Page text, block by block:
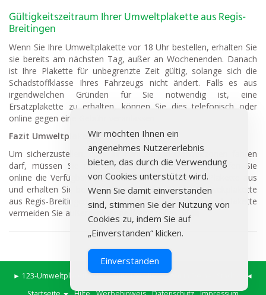
Gültigkeitszeitraum Ihrer Umweltplakette aus Regis-
Breitingen
Wenn Sie Ihre Umweltplakette vor 18 Uhr bestellen, erhalten Sie
sie bereits am nächsten Tag, außer an Wochenenden. Danach
ist Ihre Plakette für unbegrenzte Zeit gültig, solange sich die
Schadstoffklasse Ihres Fahrzeugs nicht ändert. Falls es aus
irgendwelchen Gründen für Sie notwendig ist, eine
Ersatzplakette zu erhalten, können Sie dies telefonisch oder
online gegen eine Gebühr veranlassen.
Fazit Umweltplakette online kaufen
Um sicherzustellen, dass Ihr Fahrzeug in Umweltzonen fahren
darf, müssen Sie nur drei Schritte befolgen: Überprüfen Sie
online die Verfügbarkeit, wählen Sie die passende Plakette aus
und erhalten Sie bereits am nächsten Tag Ihre Umweltplakette
aus Regis-Breitingen. Durch den Online-Kauf der Umweltplakette
vermeiden Sie außerdem lange Wartezeiten.
► 123-Umweltplakette.de|Günstige Mietwagen in Deiner Stadt
◄
Wir möchten Ihnen ein
angenehmes Nutzererlebnis
bieten, das durch die Verwendung
von Cookies unterstützt wird.
Wenn Sie damit einverstanden
sind, stimmen Sie der Nutzung von
Cookies zu, indem Sie auf
„Einverstanden“ klicken.
Einverstanden